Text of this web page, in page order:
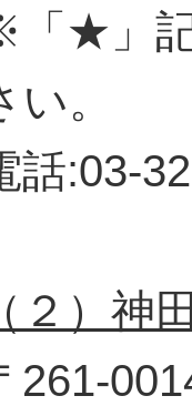
「★」記
い。
話:03-
（２）神
261-